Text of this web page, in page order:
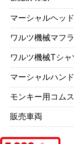
マーシャルヘッ
ワルツ機械マフ
ワルツ機械Tシャ
マーシャルハン
モンキー用コム
販売車両